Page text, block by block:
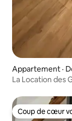
Appartement ·
La Location des
Coup de cœur
Coup de cœur